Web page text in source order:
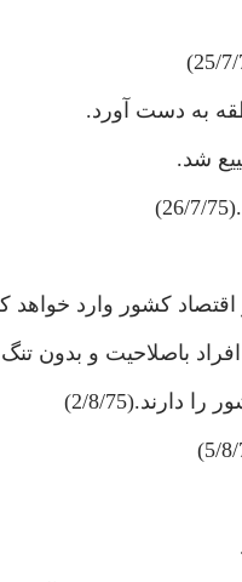
كشور وارد خواهد كرد.(30/
باصلاحيت و بدون
8/75)